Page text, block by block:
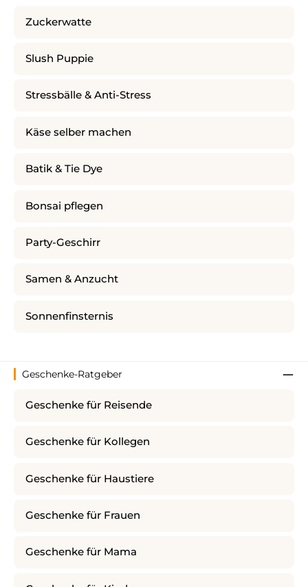
Zuckerwatte
Slush Puppie
Stressbälle & Anti-Stress
Käse selber machen
Batik & Tie Dye
Bonsai pflegen
Party-Geschirr
Samen & Anzucht
Sonnenfinsternis
Geschenke-Ratgeber
Geschenke für Reisende
Geschenke für Kollegen
Geschenke für Haustiere
Geschenke für Frauen
Geschenke für Mama